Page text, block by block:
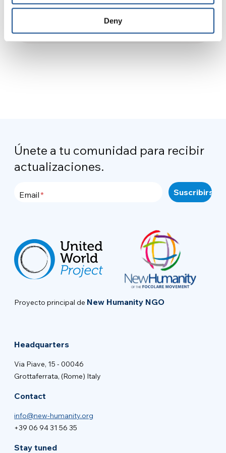
Deny
Comunidad: Sé voluntario en el
United World Project!
9 de septiembre de 2025
Únete a tu comunidad para recibir
actualizaciones.
Email
Proyecto principal de New Humanity NGO
Headquarters
Via Piave, 15 - 00046
Grottaferrata, (Rome) Italy
Contact
info@new-humanity.org
+39 06 94 31 56 35
Stay tuned